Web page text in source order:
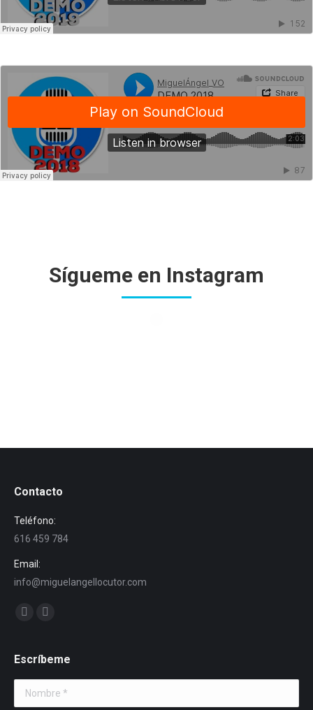
Sígueme en Instagram
Contacto
Teléfono:
616 459 784
Email:
info@miguelangellocutor.com
Encuéntranos en:
Escríbeme
Nombre *